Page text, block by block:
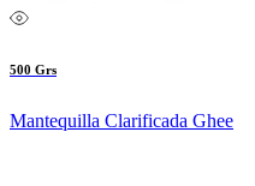
500 Grs
Mantequilla Clarificada Ghee